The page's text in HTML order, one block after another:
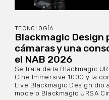
TECNOLOGÍA
Blackmagic Design
cámaras y una
el NAB 2026
Se trata de la Blackmagic
Cine Immersive 100G y la
Live Blackmagic Design dio
modelo Blackmagic URSA